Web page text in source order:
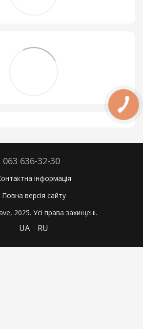
063 636-32-30
інформація
Повна версія сайту
2025. Усі права захищені.
UA RU